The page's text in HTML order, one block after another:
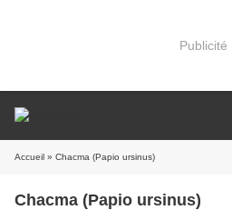
Publicité
Accueil » Chacma (Papio ursinus)
Chacma (Papio ursinus)